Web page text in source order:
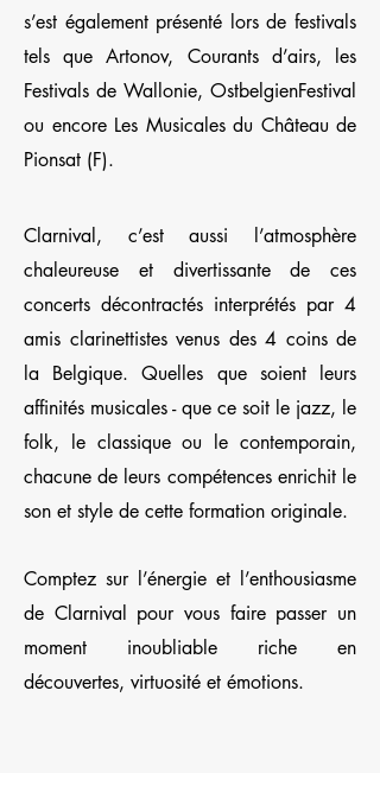
s’est également présenté lors de festivals
tels que Artonov, Courants d’airs, les
Festivals de Wallonie, OstbelgienFestival
ou encore Les Musicales du Château de
Pionsat (F).
Clarnival, c’est aussi l’atmosphère
chaleureuse et divertissante de ces
concerts décontractés interprétés par 4
amis clarinettistes venus des 4 coins de
la Belgique. Quelles que soient leurs
affinités musicales - que ce soit le jazz, le
folk, le classique ou le contemporain,
chacune de leurs compétences enrichit le
son et style de cette formation originale.
Comptez sur l’énergie et l’enthousiasme
de Clarnival pour vous faire passer un
moment inoubliable riche en
découvertes, virtuosité et émotions.